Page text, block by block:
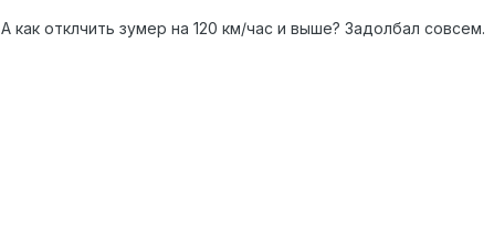
А как отклчить зумер на 120 км/час и выше? Задолбал совсем.